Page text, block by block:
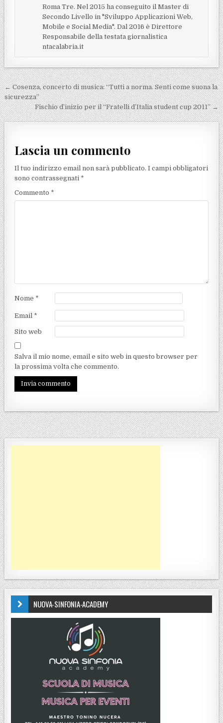
Roma Tre. Nel 2015 ha conseguito il Master di
Secondo Livello in "Sviluppo Applicazioni Web,
Mobile e Social Media". Dal 2016 è Direttore
Responsabile della testata giornalistica
ntacalabria.it
Navigazione articoli
← Cosenza, concerto di musica: “Tutti a norma. Senti come suona la
sicurezza”
Fischio d’inizio per il “Fratelli d’Italia student cup 2011” →
Lascia un commento
Il tuo indirizzo email non sarà pubblicato. I campi obbligatori
sono contrassegnati *
Commento *
Nome *
Email *
Sito web
Salva il mio nome, email e sito web in questo browser per
la prossima volta che commento.
NUOVA-SINFONIA-ACADEMY